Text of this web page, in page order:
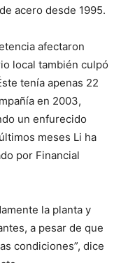
acero desde 1995.
afectaron
local también culpó
tenía apenas 22
en 2003,
un enfurecido
meses Li ha
por Financial
la planta y
a pesar de que
condiciones”, dice